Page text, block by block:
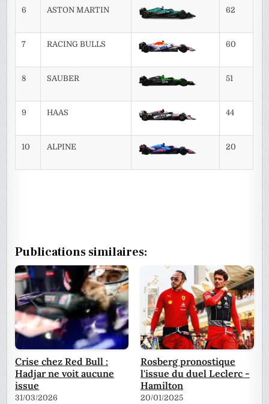
6 ASTON MARTIN 62
7 RACING BULLS 60
8 SAUBER 51
9 HAAS 44
10 ALPINE 20
Publications similaires:
Crise chez Red Bull :
Hadjar ne voit aucune
issue
31/03/2026
Rosberg pronostique
l'issue du duel Leclerc -
Hamilton
20/01/2025